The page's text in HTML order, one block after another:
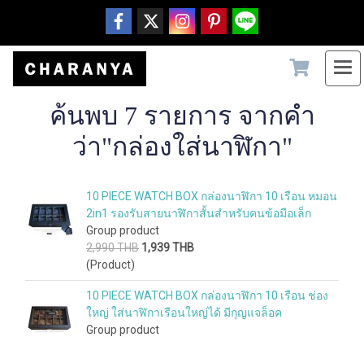
ค้นพบ 7 รายการ จากคำ
ว่า"กล่องใส่นาฬิกา"
10 PIECE WATCH BOX กล่องนาฬิกา 10 เรือน หมอน
2in1 รองรับสายนาฬิกาสั้นสำหรับคนข้อมือเล็ก
Group product
2,990 THB 1,939 THB
(Product)
10 PIECE WATCH BOX กล่องนาฬิกา 10 เรือน ช่อง
ใหญ่ ใส่นาฬิกาเรือนใหญ่ได้ มีกุญแจล็อค
Group product